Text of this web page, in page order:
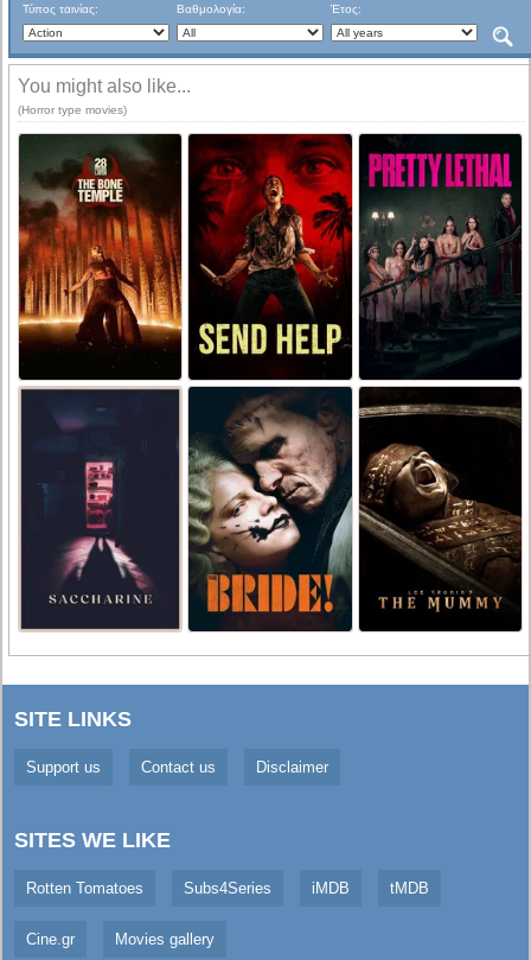
Τύπος ταινίας: Βαθμολογία: Έτος:
You might also like...
(Horror type movies)
SITE LINKS
Support us Contact us Disclaimer
SITES WE LIKE
Rotten Tomatoes Subs4Series iMDB tMDB
Cine.gr Movies gallery